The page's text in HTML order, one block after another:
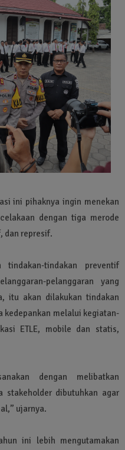
ini pihaknya ingin menekan
dengan tiga merode
dan represif.
tindakan preventif
pelanggaran yang
itu akan dilakukan tindakan
kedepankan melalui kegiatan-
ETLE, mobile dan statis,
dengan melibatkan
stakeholder dibutuhkan agar
ujarnya.
ini lebih mengutamakan